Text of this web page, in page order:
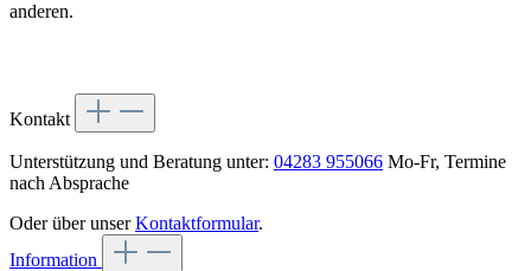
anderen.
Kontakt
Unterstützung und Beratung unter: 04283 955066 Mo-Fr, Termine
nach Absprache
Oder über unserKontaktformular.
Information